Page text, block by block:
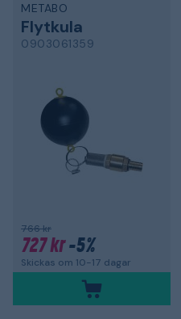
METABO
Flytkula
0903061359
766 kr
727 kr-5%
Skickas om 10-17 dagar